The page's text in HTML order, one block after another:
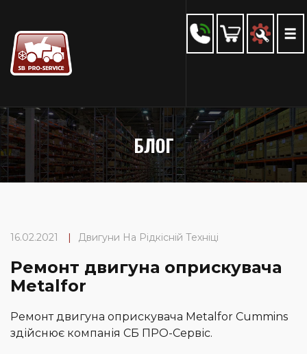
БЛОГ
16.02.2021 | Двигуни На Рідкісній Техніці
Ремонт двигуна оприскувача
Metalfor
Ремонт двигуна оприскувача Metalfor Cummins
здійснює компанія СБ ПРО-Сервіс.